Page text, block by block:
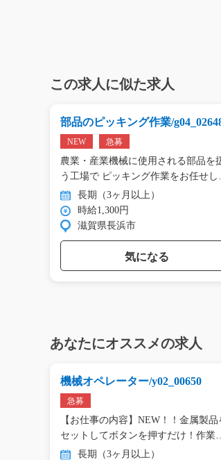
この求人に似た求人
部品のピッキング作業/
NEW 急募
農業・産業機械に使用される部品を
う工場で ピッキング作業をお任せし
ま… 長期（3ヶ月以上）
時給1,300円
滋賀県長浜市
気になる
あなたにオススメの求人
機械オペレーター/y02_00650
急募
【お仕事の内容】NEW！！金属製品
セットしてボタンを押すだけ！作業
す… 長期（3ヶ月以上）